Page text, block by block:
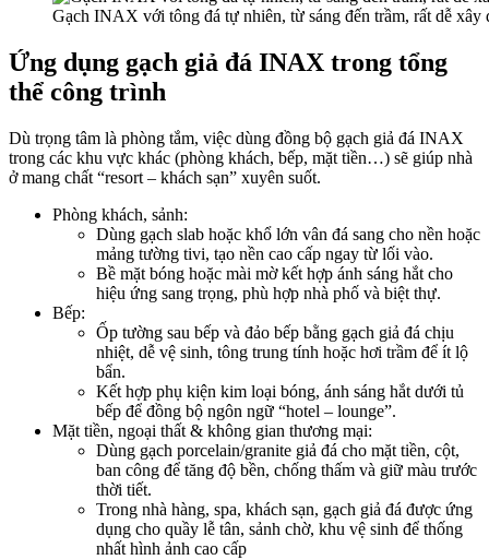
Gạch INAX với tông đá tự nhiên, từ sáng đến trầm, rất dễ xây
Ứng dụng gạch giả đá INAX trong tổng
thể công trình
Dù trọng tâm là phòng tắm, việc dùng đồng bộ gạch giả đá INAX
trong các khu vực khác (phòng khách, bếp, mặt tiền…) sẽ giúp nhà
ở mang chất “resort – khách sạn” xuyên suốt.​
Phòng khách, sảnh:
Dùng gạch slab hoặc khổ lớn vân đá sang cho nền hoặc
mảng tường tivi, tạo nền cao cấp ngay từ lối vào.​
Bề mặt bóng hoặc mài mờ kết hợp ánh sáng hắt cho
hiệu ứng sang trọng, phù hợp nhà phố và biệt thự.​
Bếp:
Ốp tường sau bếp và đảo bếp bằng gạch giả đá chịu
nhiệt, dễ vệ sinh, tông trung tính hoặc hơi trầm để ít lộ
bẩn.​
Kết hợp phụ kiện kim loại bóng, ánh sáng hắt dưới tủ
bếp để đồng bộ ngôn ngữ “hotel – lounge”.​
Mặt tiền, ngoại thất & không gian thương mại:
Dùng gạch porcelain/granite giả đá cho mặt tiền, cột,
ban công để tăng độ bền, chống thấm và giữ màu trước
thời tiết.​
Trong nhà hàng, spa, khách sạn, gạch giả đá được ứng
dụng cho quầy lễ tân, sảnh chờ, khu vệ sinh để thống
nhất hình ảnh cao cấp